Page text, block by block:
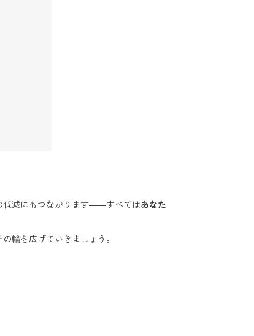
低減にもつながります――すべてはあなた
輪を広げていきましょう。